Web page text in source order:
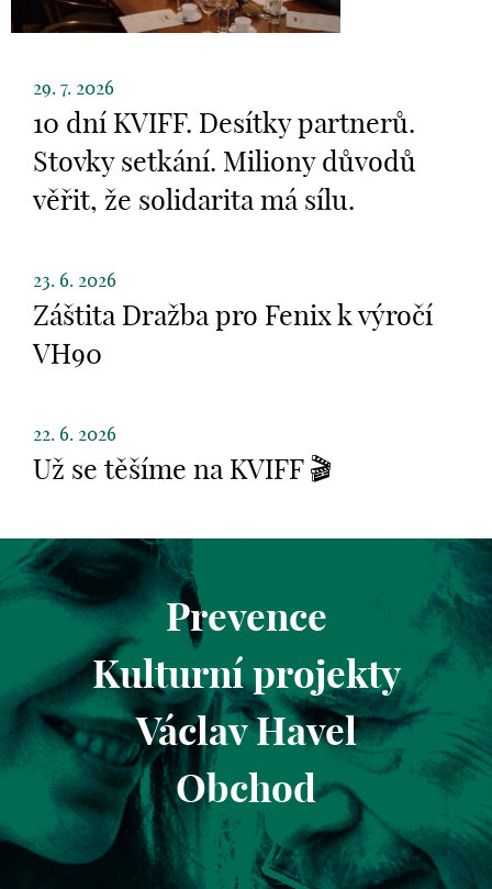
29. 7. 2026
10 dní KVIFF. Desítky partnerů.
Stovky setkání. Miliony důvodů
věřit, že solidarita má sílu.
23. 6. 2026
Záštita Dražba pro Fenix k výročí
VH90
22. 6. 2026
Už se těšíme na KVIFF 🎬
Prevence
Kulturní projekty
Václav Havel
Obchod